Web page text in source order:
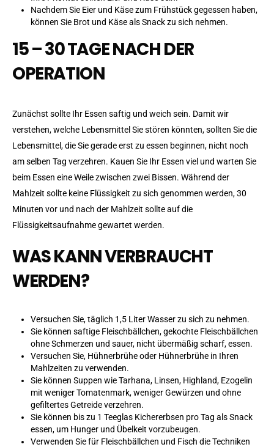
Nachdem Sie Eier und Käse zum Frühstück gegessen haben,
können Sie Brot und Käse als Snack zu sich nehmen.
15 – 30 TAGE NACH DER
OPERATION
Zunächst sollte Ihr Essen saftig und weich sein. Damit wir
verstehen, welche Lebensmittel Sie stören könnten, sollten Sie die
Lebensmittel, die Sie gerade erst zu essen beginnen, nicht noch
am selben Tag verzehren. Kauen Sie Ihr Essen viel und warten Sie
beim Essen eine Weile zwischen zwei Bissen. Während der
Mahlzeit sollte keine Flüssigkeit zu sich genommen werden, 30
Minuten vor und nach der Mahlzeit sollte auf die
Flüssigkeitsaufnahme gewartet werden.
WAS KANN VERBRAUCHT
WERDEN?
Versuchen Sie, täglich 1,5 Liter Wasser zu sich zu nehmen.
Sie können saftige Fleischbällchen, gekochte Fleischbällchen
ohne Schmerzen und sauer, nicht übermäßig scharf, essen.
Versuchen Sie, Hühnerbrühe oder Hühnerbrühe in Ihren
Mahlzeiten zu verwenden.
Sie können Suppen wie Tarhana, Linsen, Highland, Ezogelin
mit weniger Tomatenmark, weniger Gewürzen und ohne
gefiltertes Getreide verzehren.
Sie können bis zu 1 Teeglas Kichererbsen pro Tag als Snack
essen, um Hunger und Übelkeit vorzubeugen.
Verwenden Sie für Fleischbällchen und Fisch die Techniken